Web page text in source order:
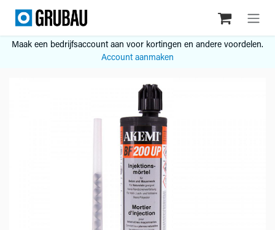
Overslaan naar inhoud
Maak een bedrijfsaccount aan voor kortingen en andere voordelen.
Account aanmaken